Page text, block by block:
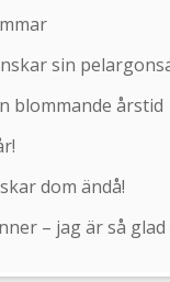
sin
blommande årstid
dom ändå!
– jag är så